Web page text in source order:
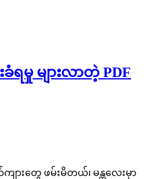
မှု များလာတဲ့ PDF
ျားတွေ ဖမ်းမိတယ်၊ မန္တလေးမှာ